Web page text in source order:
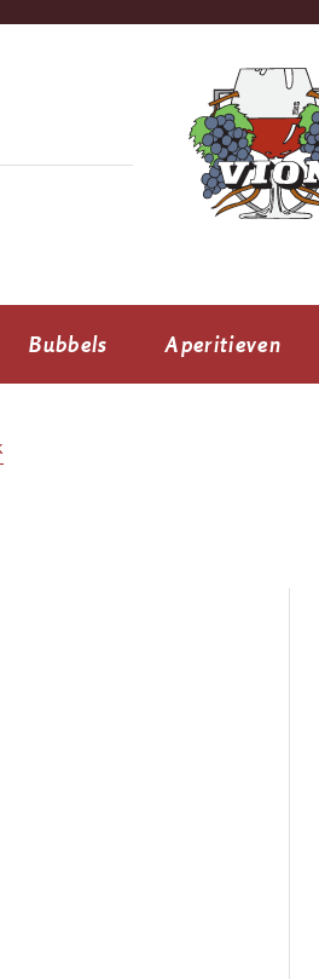
Bubbels Aperitieven